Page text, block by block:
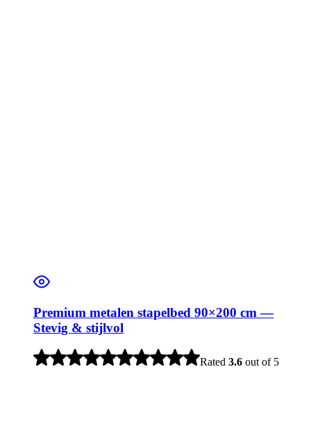
Premium metalen stapelbed 90×200 cm —
Stevig & stijlvol
Rated 3.6 out of 5